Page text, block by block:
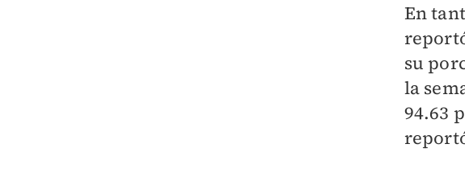
En
su
la
94.63